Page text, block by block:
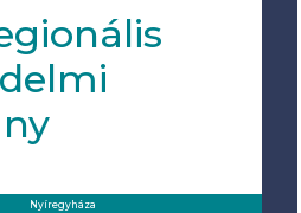
Nyíregyháza